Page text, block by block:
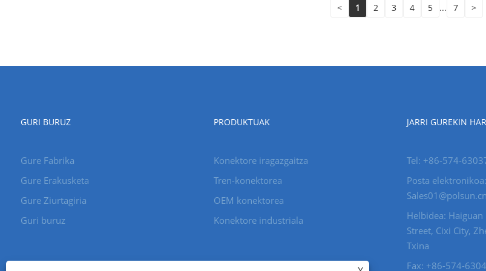
< 1 2 3 4 5 ... 7 >
GURI BURUZ
Gure Fabrika
Gure Erakusketa
Gure Ziurtagiria
Guri buruz
PRODUKTUAK
Konektore iragazgaitza
Tren-konektorea
OEM konektorea
Konektore industriala
JARRI GUREKIN
Tel: +86-574-
Posta elektronikoa:
Sales01@polsun.cn
Helbidea:
Street, Cixi City,
Txina
Fax: +86-574-